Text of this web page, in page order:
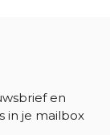
en
in je mailbox